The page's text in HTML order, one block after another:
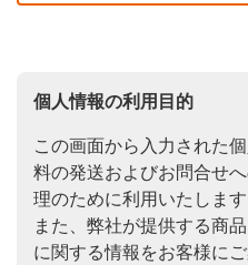
個人情報の利用目的
この画面から入力された
料の発送およびお問合せ
理のために利用いたします
また、弊社が提供する商
に関する情報をお客様に